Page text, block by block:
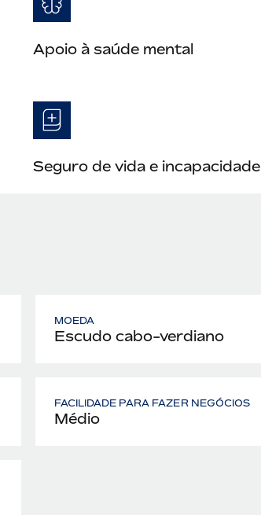
Apoio à saúde mental
Seguro de vida e incapacidade
MOEDA
Escudo cabo-verdiano
FACILIDADE PARA FAZER NEGÓCIOS
Médio